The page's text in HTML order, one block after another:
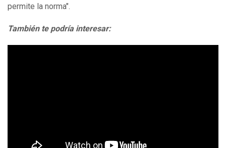
permite la norma".
También te podría interesar: